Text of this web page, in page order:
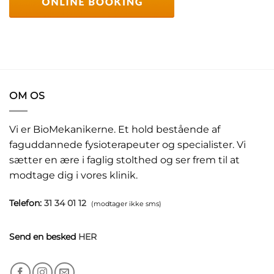
OM OS
Vi er BioMekanikerne. Et hold bestående af
faguddannede fysioterapeuter og specialister. Vi
sætter en ære i faglig stolthed og ser frem til at
modtage dig i vores klinik.
Telefon: 31 34 01 12 (modtager ikke sms)
Send en besked HER